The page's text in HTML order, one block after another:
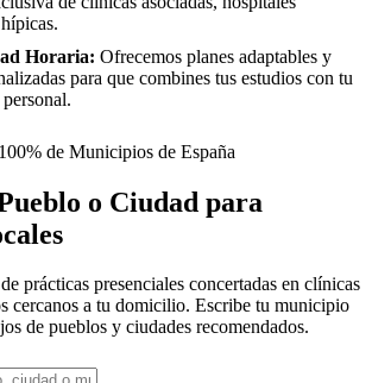
Horaria: Ofrecemos planes adaptables y
para que combines tus estudios con tu
de Municipios de España
o Ciudad para
prácticas presenciales concertadas en clínicas
cercanos a tu domicilio. Escribe tu municipio
de pueblos y ciudades recomendados.